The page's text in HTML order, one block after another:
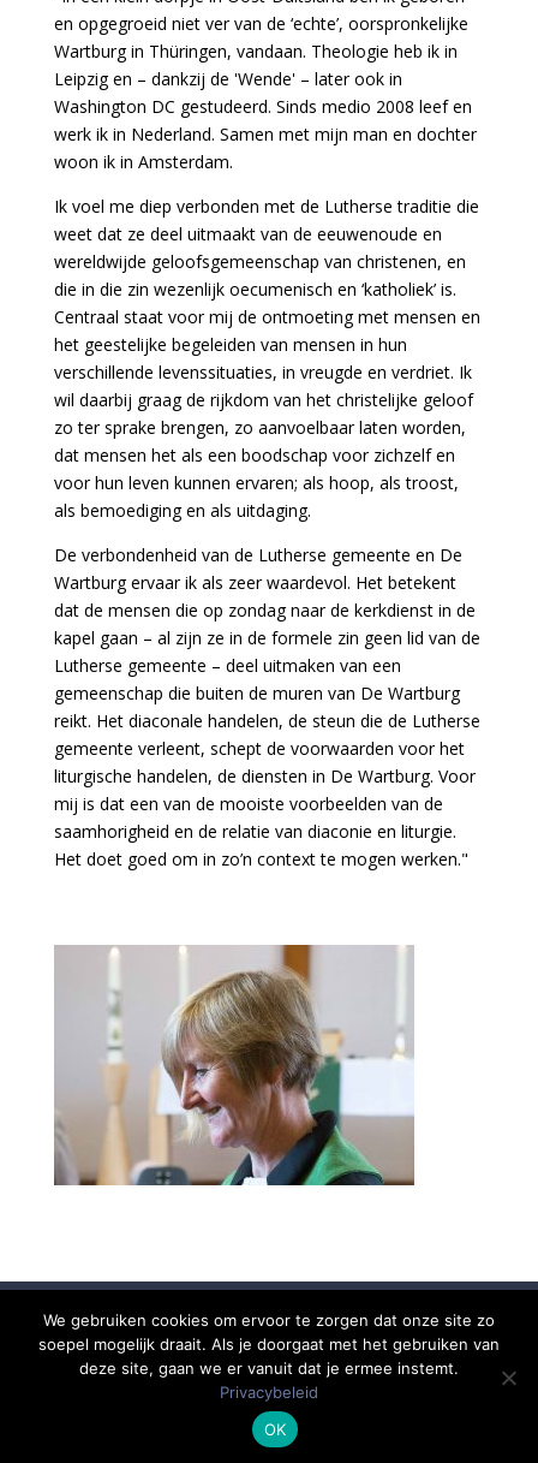
en opgegroeid niet ver van de ‘echte’, oorspronkelijke
Wartburg in Thüringen, vandaan. Theologie heb ik in
Leipzig en – dankzij de 'Wende' – later ook in
Washington DC gestudeerd. Sinds medio 2008 leef en
werk ik in Nederland. Samen met mijn man en dochter
woon ik in Amsterdam.
Ik voel me diep verbonden met de Lutherse traditie die
weet dat ze deel uitmaakt van de eeuwenoude en
wereldwijde geloofsgemeenschap van christenen, en
die in die zin wezenlijk oecumenisch en ‘katholiek’ is.
Centraal staat voor mij de ontmoeting met mensen en
het geestelijke begeleiden van mensen in hun
verschillende levenssituaties, in vreugde en verdriet. Ik
wil daarbij graag de rijkdom van het christelijke geloof
zo ter sprake brengen, zo aanvoelbaar laten worden,
dat mensen het als een boodschap voor zichzelf en
voor hun leven kunnen ervaren; als hoop, als troost,
als bemoediging en als uitdaging.
De verbondenheid van de Lutherse gemeente en De
Wartburg ervaar ik als zeer waardevol. Het betekent
dat de mensen die op zondag naar de kerkdienst in de
kapel gaan – al zijn ze in de formele zin geen lid van de
Lutherse gemeente – deel uitmaken van een
gemeenschap die buiten de muren van De Wartburg
reikt. Het diaconale handelen, de steun die de Lutherse
gemeente verleent, schept de voorwaarden voor het
liturgische handelen, de diensten in De Wartburg. Voor
mij is dat een van de mooiste voorbeelden van de
saamhorigheid en de relatie van diaconie en liturgie.
Het doet goed om in zo’n context te mogen werken."
Copyright © 2020-2025 Evangelisch-Lutherse Gemeente
Utrecht-Zeist. Alle rechten voorbehouden.Lees onze
privacyverklaring
Realisatie & support: ISI Media
We gebruiken cookies om ervoor te zorgen dat onze site zo
soepel mogelijk draait. Als je doorgaat met het gebruiken van
deze site, gaan we er vanuit dat je ermee instemt.
Privacybeleid
OK